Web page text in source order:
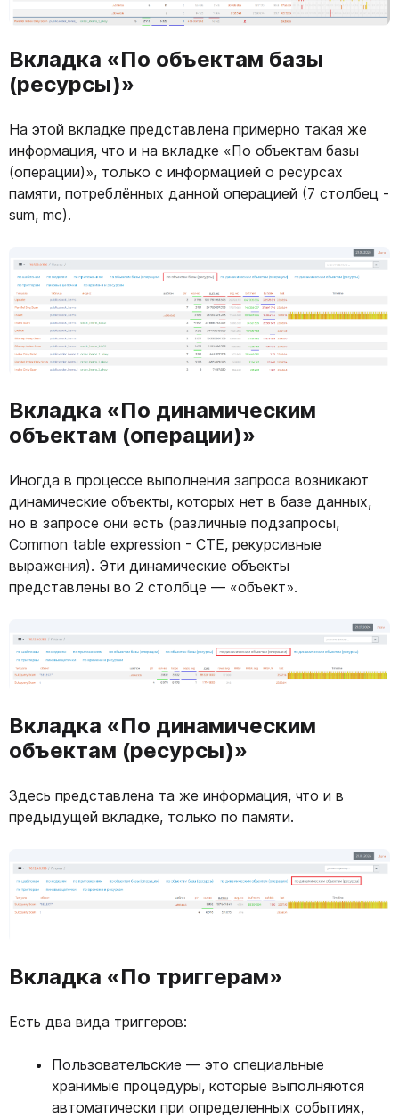
Вкладка «По объектам базы
(ресурсы)»
На этой вкладке представлена примерно такая же
информация, что и на вкладке «По объектам базы
(операции)», только с информацией о ресурсах
памяти, потреблённых данной операцией (7 столбец -
sum, mc).
Вкладка «По динамическим
объектам (операции)»
Иногда в процессе выполнения запроса возникают
динамические объекты, которых нет в базе данных,
но в запросе они есть (различные подзапросы,
Common table expression - CTE, рекурсивные
выражения). Эти динамические объекты
представлены во 2 столбце — «объект».
Вкладка «По динамическим
объектам (ресурсы)»
Здесь представлена та же информация, что и в
предыдущей вкладке, только по памяти.
Вкладка «По триггерам»
Есть два вида триггеров:
Пользовательские — это специальные
хранимые процедуры, которые выполняются
автоматически при определенных событиях,